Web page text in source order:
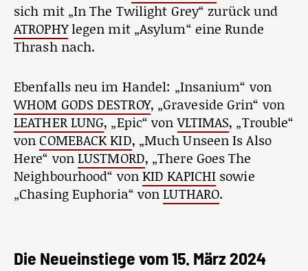
sich mit „In The Twilight Grey“ zurück und
ATROPHYlegen mit „Asylum“ eine Runde
Thrash nach.
Ebenfalls neu im Handel: „Insanium“ von
WHOM GODS DESTROY, „Graveside Grin“ von
LEATHER LUNG, „Epic“ vonVLTIMAS, „Trouble“
von COMEBACK KID, „Much Unseen Is Also
Here“ vonLUSTMORD, „There Goes The
Neighbourhood“ vonKID KAPICHI sowie
„Chasing Euphoria“ vonLUTHARO.
Die Neueinstiege vom 15. März 2024